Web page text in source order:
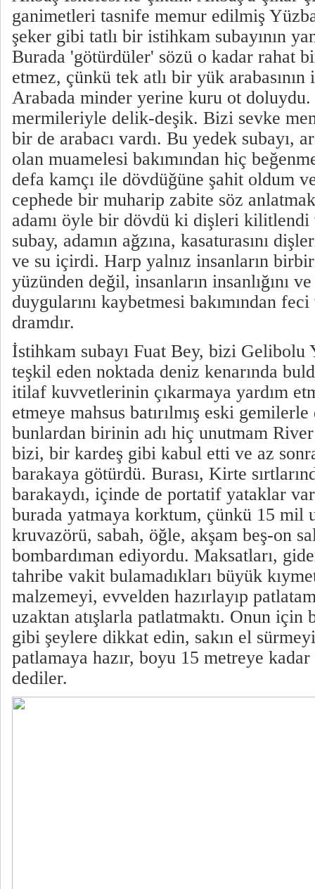
ganimetleri tasnife memur edilmiş
şeker gibi tatlı bir istihkam subayının
Burada 'götürdüler' sözü o kadar rahat
etmez, çünkü tek atlı bir yük
Arabada minder yerine kuru ot
mermileriyle delik-deşik. Bizi sevke
bir de arabacı vardı. Bu yedek subayı,
olan muamelesi bakımından hiç
defa kamçı ile dövdüğüne şahit oldum
cephede bir muharip zabite söz
adamı öyle bir dövdü ki dişleri
subay, adamın ağzına, kasaturasını
ve su içirdi. Harp yalnız insanların
yüzünden değil, insanların insanlığını
duygularını kaybetmesi bakımından
dramdır.
İstihkam subayı Fuat Bey, bizi Gelibolu
teşkil eden noktada deniz kenarında
itilaf kuvvetlerinin çıkarmaya yardım
etmeye mahsus batırılmış eski
bunlardan birinin adı hiç unutmam
bizi, bir kardeş gibi kabul etti ve az
barakaya götürdü. Burası, Kirte
barakaydı, içinde de portatif yataklar
burada yatmaya korktum, çünkü 15 mil
kruvazörü, sabah, öğle, akşam beş-on
bombardıman ediyordu. Maksatları,
tahribe vakit bulamadıkları büyük
malzemeyi, evvelden hazırlayıp
uzaktan atışlarla patlatmaktı. Onun için
gibi şeylere dikkat edin, sakın el
patlamaya hazır, boyu 15 metreye
dediler.